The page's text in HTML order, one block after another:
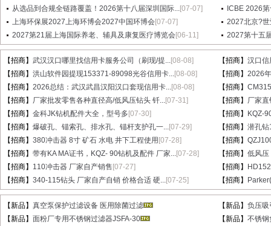
从选品到合规全链路覆盖！2026第十八届深圳国际...[07-07]
ICBE 2026
上海环保展2027上海环博会2027中国环博会[07-07]
2027北京?世
2027第21届上海国际养老、辅具及康复医疗博览会[06-11] 2027第十五
【招商】 武汉汉口哪里找信用卡服务公司（刷现/提...[08-08] 【招商】 汉口信
【招商】 洪山软件园提现153371-89098光谷信用卡...[08-08] 【招商】 2026
【招商】 2026总结：武汉武昌汉阳汉口套现信用卡...[08-08] 【招商】
【招商】 厂家批发零售各种直径高/低风压钻头 钎...[07-31] 【招商】 厂家
【招商】 金科JK钻机配件大全，型号多 [07-30] 【招商】
KQZ-
【招商】 爆破孔、锚索孔、排水孔、锚杆支护孔一...[07-29] 【招商】 潜孔钻
【招商】 380冲击器 8寸 矿石 水电 井下工程使用 [07-28] 【招商】
【招商】 带有KA MA证书，KQZ- 90钻机及配件 厂家...[07-28] 【招商】 低风压
【招商】 110冲击器 厂家自产销售 [07-27] 【招商】
【招商】 340-115钻头 厂家自产自销 价格合适 硬...[07-25] 【招商】
【新品】 真空泵保护过滤设备 医用除菌过滤 【新品】 负压吸
【新品】 面粉厂专用不锈钢过滤器JSFA-30 【新品】 不锈钢